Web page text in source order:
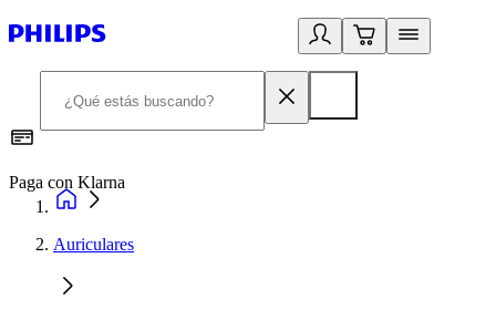
Paga con Klarna
Auriculares